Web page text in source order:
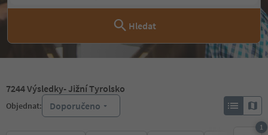
Hledat
7244Výsledky- Jižní Tyrolsko
Objednat: Doporučeno
1